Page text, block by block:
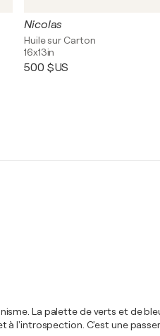
Nicolas
Huile sur Carton
16x13in
500 $US
La palette de verts et de
l'introspection. C'est une